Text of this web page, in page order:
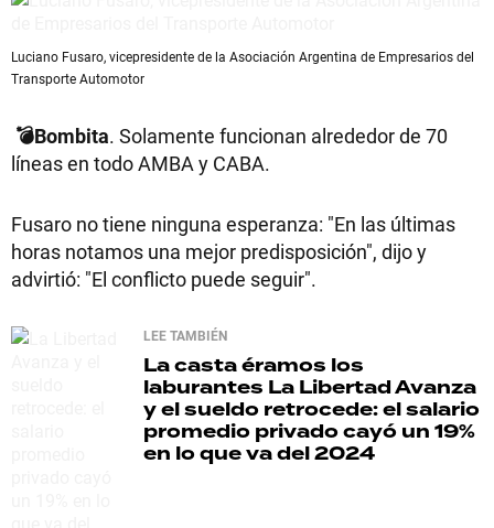
Luciano Fusaro, vicepresidente de la Asociación Argentina de Empresarios del
Transporte Automotor
💣Bombita. Solamente funcionan alrededor de 70
líneas en todo AMBA y CABA.
Fusaro no tiene ninguna esperanza: "En las últimas
horas notamos una mejor predisposición", dijo y
advirtió: "El conflicto puede seguir".
LEE TAMBIÉN
La casta éramos los
laburantes La Libertad Avanza
y el sueldo retrocede: el salario
promedio privado cayó un 19%
en lo que va del 2024